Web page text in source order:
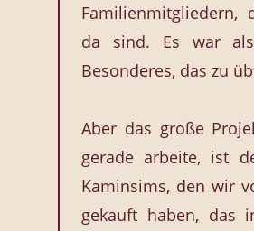
da sind. Es war
Besonderes, das zu
Aber das große
gerade arbeite, ist
Kaminsims, den wir
gekauft haben, das